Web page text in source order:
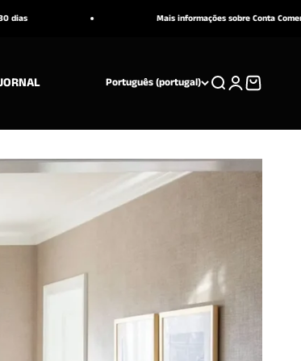
Mais informações sobre Conta Comercial AQUI
Português (portugal) Pesquisar
Iniciar sessão
Carrinho